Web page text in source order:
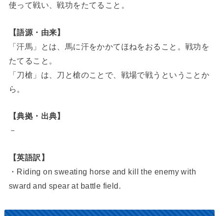
使って戦い、戦功をたてること。
【語源・由来】
「汗馬」とは、馬に汗をかかてほねをおること。戦功を
たてること。
「刀槍」は、刀と槍のことで、戦場で戦うということか
ら。
【典拠・出典】
－
【英語訳】
・Riding on sweating horse and kill the enemy with
sward and spear at battle field.